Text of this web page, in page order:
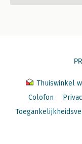
Thuiswinkel
Colofon